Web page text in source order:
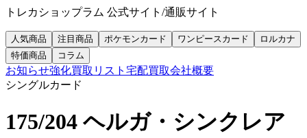
トレカショップラム 公式サイト/通販サイト
人気商品 注目商品 ポケモンカード ワンピースカード
ロルカナ
特価商品
コラム
お知らせ強化買取リスト 宅配買取会社概要
シングルカード
175/204 ヘルガ・シンクレア